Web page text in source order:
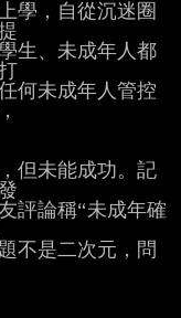
學，自從沉迷圈
生、未成年人都
何未成年人管控
但未能成功。記
評論稱“未成年確
不是二次元，問